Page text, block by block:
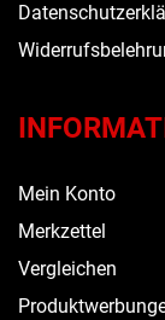
Mein Konto
Merkzettel
Vergleichen